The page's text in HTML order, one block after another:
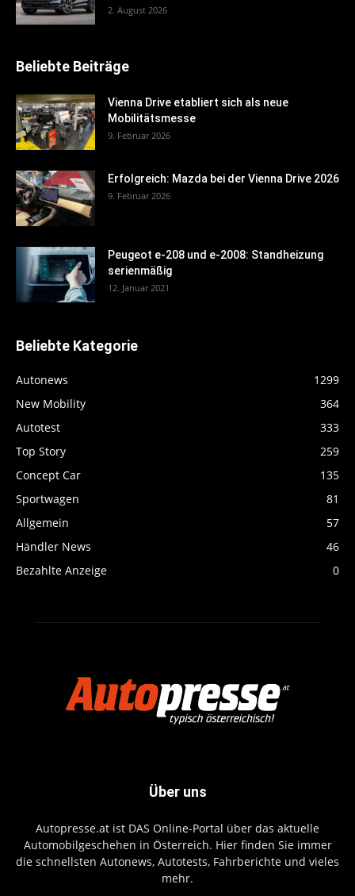
2. August 2026
Beliebte Beiträge
Vienna Drive etabliert sich als neue
Mobilitätsmesse
9. Februar 2026
Erfolgreich: Mazda bei der Vienna Drive 2026
9. Februar 2026
Peugeot e-208 und e-2008: Standheizung
serienmäßig
12. Januar 2021
Beliebte Kategorie
Autonews
1299
New Mobility
364
Autotest
333
Top Story
259
Concept Car
135
Sportwagen
81
Allgemein
57
Händler News
46
Bezahlte Anzeige
0
Über uns
Autopresse.at ist DAS Online-Portal über das aktuelle
Automobilgeschehen in Österreich. Hier finden Sie immer
die schnellsten Autonews, Autotests, Fahrberichte und vieles
mehr.